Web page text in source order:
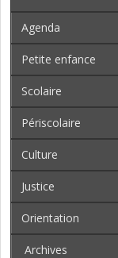
Agenda
Petite enfance
Scolaire
Périscolaire
Culture
Justice
Orientation
Archives